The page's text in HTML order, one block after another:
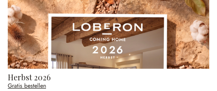
Herbst 2026
Gratis bestellen